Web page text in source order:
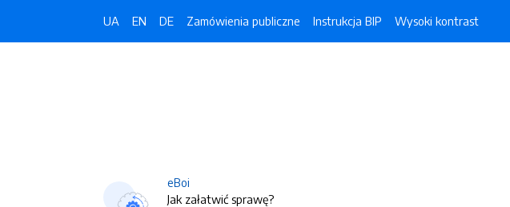
UA EN DE Zamówienia publiczne Instrukcja BIP Wysoki kontrast
eBoi
Jak załatwić sprawę?